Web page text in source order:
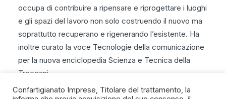
occupa di contribuire a ripensare e riprogettare i luoghi
e gli spazi del lavoro non solo costruendo il nuovo ma
soprattutto recuperano e rigenerando l’esistente. Ha
inoltre curato la voce Tecnologie della comunicazione
per la nuova enciclopedia Scienza e Tecnica della
Treccani
Confartigianato Imprese, Titolare del trattamento, la